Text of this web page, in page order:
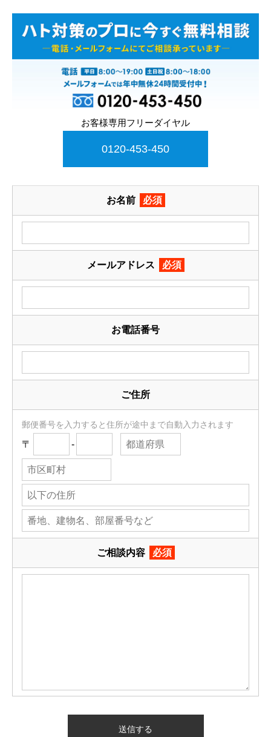
お客様専用フリーダイヤル
0120-453-450
お名前 必須
メールアドレス 必須
お電話番号
ご住所
郵便番号を入力すると住所が途中まで自動入力されます
〒 -
ご相談内容 必須